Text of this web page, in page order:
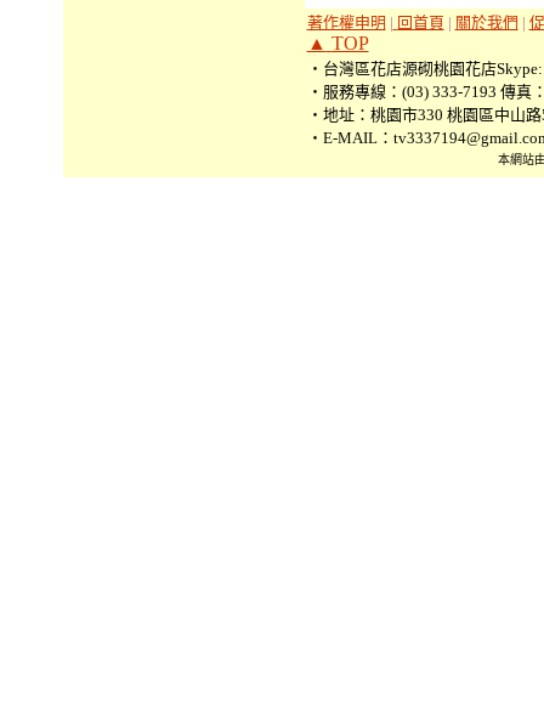
著作權申明 | 回首頁 | 關於我們 |
▲ TOP
‧台灣區花店源砌桃園花店Skype:
‧服務專線：(03) 333-7193 傳真
‧地址：桃園市330 桃園區中山路
‧E-MAIL：
本網站